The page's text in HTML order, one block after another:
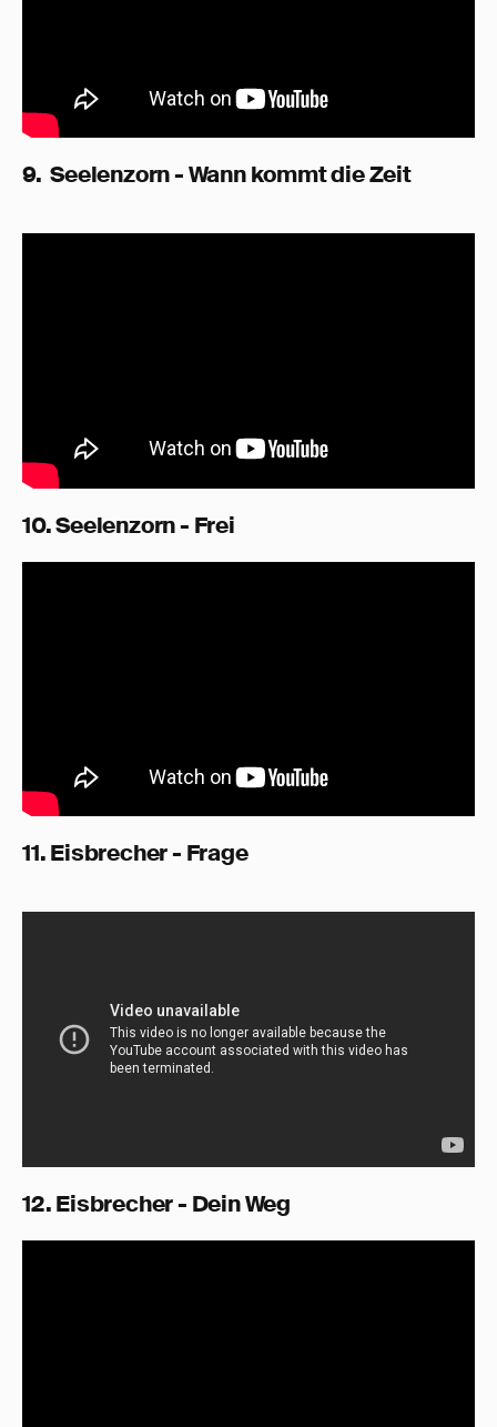
9. Seelenzorn - Wann kommt die Zeit
10. Seelenzorn - Frei
11. Eisbrecher - Frage
12. Eisbrecher - Dein Weg